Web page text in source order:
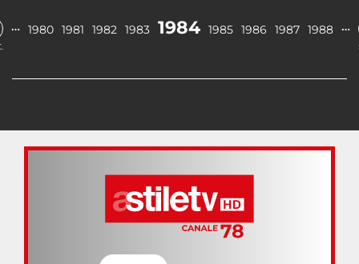
… 1980 1981 1982 1983 1984 1985 1986 1987 1988 …